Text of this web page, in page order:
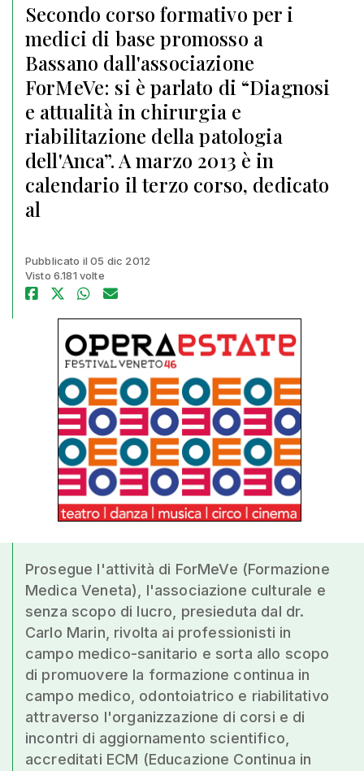
Secondo corso formativo per i
medici di base promosso a
Bassano dall'associazione
ForMeVe: si è parlato di “Diagnosi
e attualità in chirurgia e
riabilitazione della patologia
dell'Anca”. A marzo 2013 è in
calendario il terzo corso, dedicato
al
Pubblicato il 05 dic 2012
Visto 6.181 volte
Prosegue l'attività di ForMeVe (Formazione
Medica Veneta), l'associazione culturale e
senza scopo di lucro, presieduta dal dr.
Carlo Marin, rivolta ai professionisti in
campo medico-sanitario e sorta allo scopo
di promuovere la formazione continua in
campo medico, odontoiatrico e riabilitativo
attraverso l'organizzazione di corsi e di
incontri di aggiornamento scientifico,
accreditati ECM (Educazione Continua in